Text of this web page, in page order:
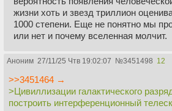
жизни хоть и звезд триллион
1000 степени. Еще не понятно мы
или нет и почему вселенная молчит.
Аноним 27/11/25 Чтв 19:02:07 №3451498 12
>>3451464 →
>Цивиллизации галактического
построить интерференционный